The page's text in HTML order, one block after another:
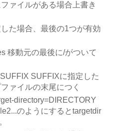
ァイルがある場合上書き
た場合、最後の1つが有効
移動元の最後に/がついて
SUFFIXに指定した
ァイルの末尾につく
directory=DIRECTORY
のようにするとtargetdir